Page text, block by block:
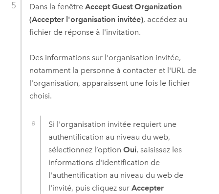
Dans la fenêtre Accept Guest Organization
(Accepter l'organisation invitée), accédez au
fichier de réponse à l'invitation.
Des informations sur l'organisation invitée,
notamment la personne à contacter et l'URL de
l'organisation, apparaissent une fois le fichier
choisi.
Si l'organisation invitée requiert une
authentification au niveau du web,
sélectionnez l’optionOui, saisissez les
informations d'identification de
l'authentification au niveau du web de
l'invité, puis cliquez surAccepter